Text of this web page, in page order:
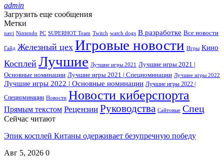
admin
Загрузить еще сообщения
Метки
navi Nintendo PC SUPERHOT Team Twitch watch dogs В разработке Все новости
Гайд Железный цех Игровые новости Игры Кино
Косплей Лучшие Лучшие игры 2021
Лучшие игры 2021 |
Основные номинации Лучшие игры 2021 | Спецноминации Лучшие игры 2022
Лучшие игры 2022 | Основные номинации Лучшие игры 2022 |
Спецноминации Новости Новости киберспорта
Прямым текстом Рецензии Руководства Сайтовые Спец
Сейчас читают
Эпик косплей Китаны одерживает безупречную победу
Авг 5, 2026 0